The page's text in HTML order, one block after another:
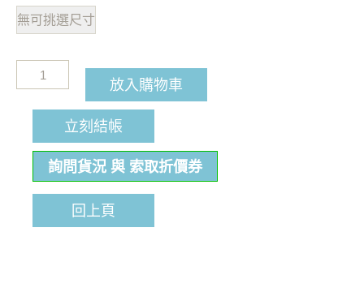
無可挑選尺寸
放入購物車
立刻結帳
詢問貨況 與 索取折價券
回上頁